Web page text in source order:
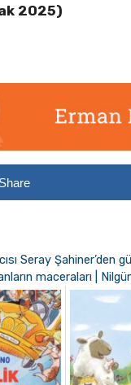
2025)
Share
Seray Şahiner’den
maceraları |